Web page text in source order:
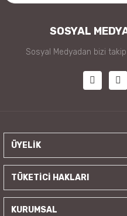
SOSYAL
Sosyal Medyadan bizi
ÜYELİK
TÜKETİCİ HAKLARI
KURUMSAL